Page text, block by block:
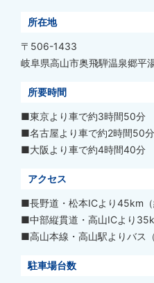
所在地
〒506-1433
岐阜県高山市奥飛騨温泉郷平
所要時間
■東京より車で約3時間50分
■名古屋より車で約2時間50分
■大阪より車で約4時間40分
アクセス
■長野道・松本ICより45km（
■中部縦貫道・高山ICより
■高山本線・高山駅よりバス
駐車場台数